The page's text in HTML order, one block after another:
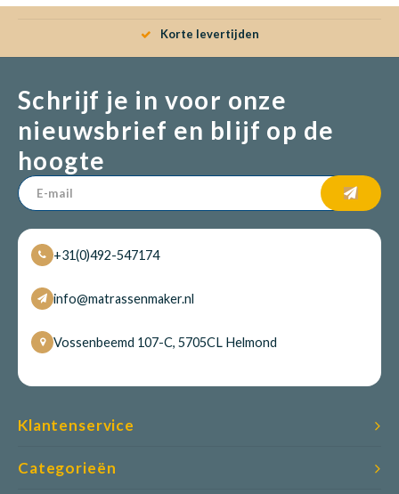
Korte levertijden
Schrijf je in voor onze
nieuwsbrief en blijf op de
hoogte
+31(0)492-547174
info@matrassenmaker.nl
Vossenbeemd 107-C, 5705CL Helmond
Categorieën
Klantenservice